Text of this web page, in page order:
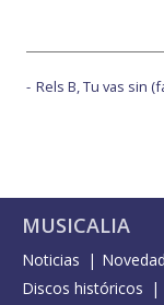
Rels B, Tu vas sin
MUSICALIA
Noticias
Discos históricos